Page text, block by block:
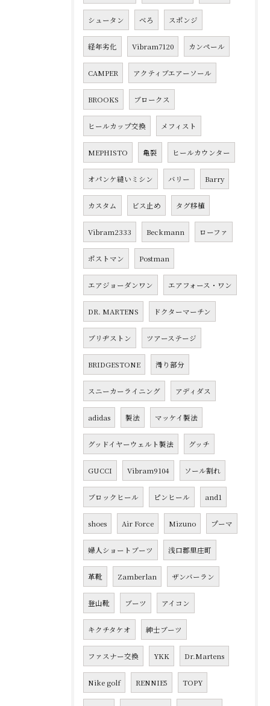
シュータン べろ スポンジ
経年劣化 Vibram7120 カンペール
CAMPER アクティブエアーソール
BROOKS ブロークス
ヒールカップ交換 メフィスト
MEPHISTO 亀裂 ヒールカウンター
オパンケ縫いミシン バリー Barry
カスタム ビス止め タグ移植
Vibram2333 Beckmann ローファ
ポストマン Postman
エアジョーダンワン エアフォース・ワン
DR. MARTENS ドクターマーチン
ブリヂストン ツアーステージ
BRIDGESTONE 滑り部分
スニーカーライニング アディダス
adidas 製法 マッケイ製法
グッドイヤーウェルト製法 グッチ
GUCCI Vibram9104 ソール割れ
ブロックヒール ピンヒール and1
shoes Air Force Mizuno プーマ
婦人ショートブーツ 浅口郡里庄町
革靴 Zamberlan ザンバーラン
登山靴 ブーツ アイコン
キクチタケオ 紳士ブーツ
ファスナー交換 YKK Dr.Martens
Nike golf RENNIE5 TOPY